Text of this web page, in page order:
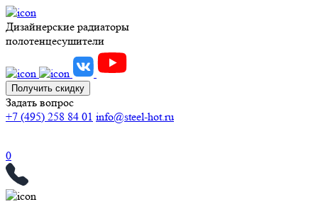
Дизайнерские радиаторы
полотенцесушители
Получить скидку
Задать вопрос
+7 (495) 258 84 01 info@steel-hot.ru
0